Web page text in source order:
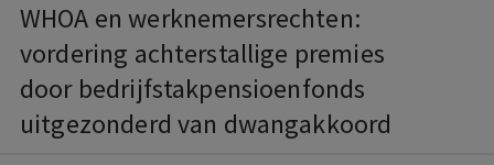
WHOA en werknemersrechten:
vordering achterstallige premies
door bedrijfstakpensioenfonds
uitgezonderd van dwangakkoord